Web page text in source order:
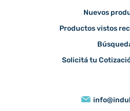
Nuevos
Productos vistos
Solicitá tu